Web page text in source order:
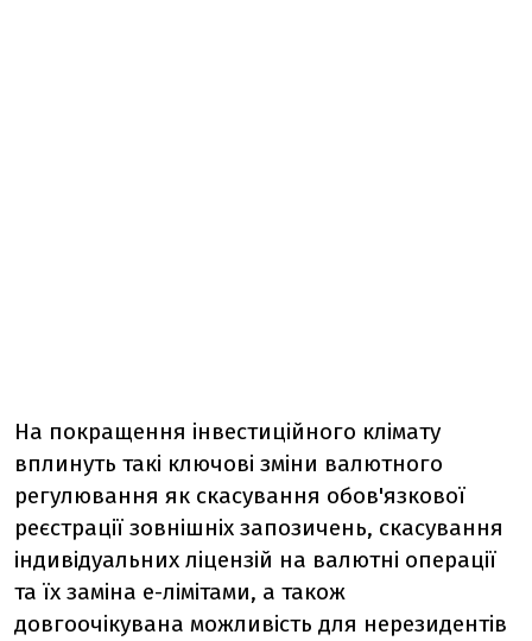
На покращення інвестиційного клімату
вплинуть такі ключові зміни валютного
регулювання як скасування обов'язкової
реєстрації зовнішніх запозичень, скасування
індивідуальних ліцензій на валютні операції
та їх заміна е-лімітами, а також
довгоочікувана можливість для нерезидентів